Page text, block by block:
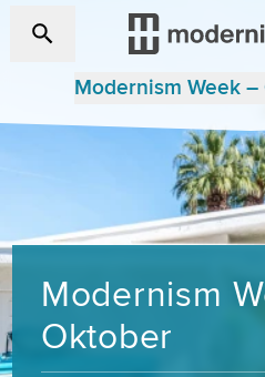
Modernism Week
Modernism
Oktober